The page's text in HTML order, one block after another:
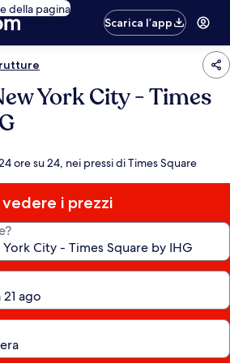
della pagina
Scarica l’app
York City - Times
ore su 24, nei pressi di Times Square
i prezzi